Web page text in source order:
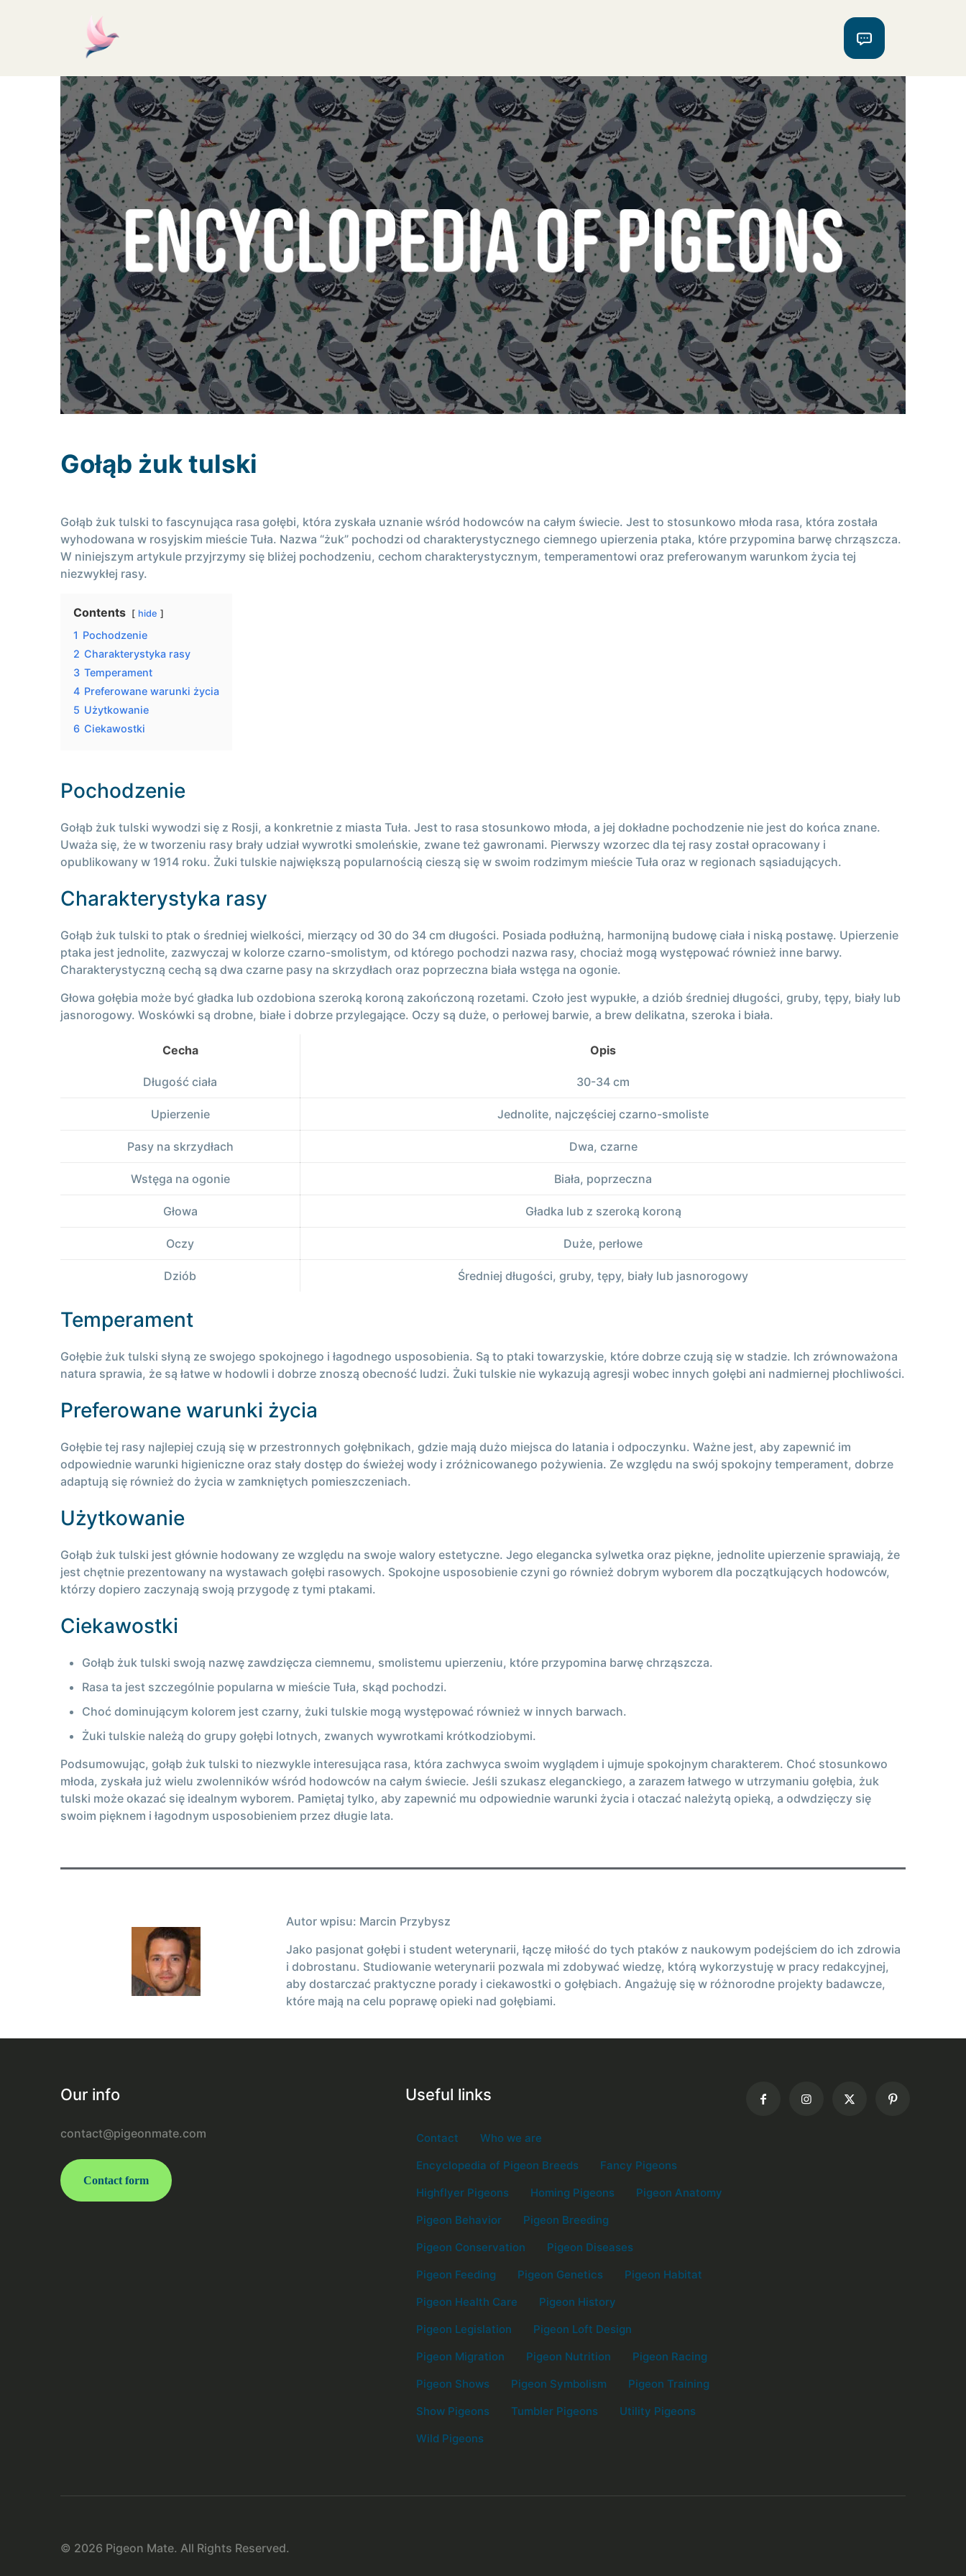
Gołąb żuk tulski
Gołąb żuk tulski to fascynująca rasa gołębi, która zyskała uznanie wśród hodowców na całym świecie. Jest to stosunkowo młoda rasa, która została
wyhodowana w rosyjskim mieście Tuła. Nazwa “żuk” pochodzi od charakterystycznego ciemnego upierzenia ptaka, które przypomina barwę chrząszcza.
W niniejszym artykule przyjrzymy się bliżej pochodzeniu, cechom charakterystycznym, temperamentowi oraz preferowanym warunkom życia tej
niezwykłej rasy.
Contents hide
1 Pochodzenie
2 Charakterystyka rasy
3 Temperament
4 Preferowane warunki życia
5 Użytkowanie
6 Ciekawostki
Pochodzenie
Gołąb żuk tulski wywodzi się z Rosji, a konkretnie z miasta Tuła. Jest to rasa stosunkowo młoda, a jej dokładne pochodzenie nie jest do końca znane.
Uważa się, że w tworzeniu rasy brały udział wywrotki smoleńskie, zwane też gawronami. Pierwszy wzorzec dla tej rasy został opracowany i
opublikowany w 1914 roku. Żuki tulskie największą popularnością cieszą się w swoim rodzimym mieście Tuła oraz w regionach sąsiadujących.
Charakterystyka rasy
Gołąb żuk tulski to ptak o średniej wielkości, mierzący od 30 do 34 cm długości. Posiada podłużną, harmonijną budowę ciała i niską postawę. Upierzenie
ptaka jest jednolite, zazwyczaj w kolorze czarno-smolistym, od którego pochodzi nazwa rasy, chociaż mogą występować również inne barwy.
Charakterystyczną cechą są dwa czarne pasy na skrzydłach oraz poprzeczna biała wstęga na ogonie.
Głowa gołębia może być gładka lub ozdobiona szeroką koroną zakończoną rozetami. Czoło jest wypukłe, a dziób średniej długości, gruby, tępy, biały lub
jasnorogowy. Woskówki są drobne, białe i dobrze przylegające. Oczy są duże, o perłowej barwie, a brew delikatna, szeroka i biała.
Cecha Opis
Długość ciała 30-34 cm
Upierzenie Jednolite, najczęściej czarno-smoliste
Pasy na skrzydłach Dwa, czarne
Wstęga na ogonie Biała, poprzeczna
Głowa Gładka lub z szeroką koroną
Oczy Duże, perłowe
Dziób Średniej długości, gruby, tępy, biały lub jasnorogowy
Temperament
Gołębie żuk tulski słyną ze swojego spokojnego i łagodnego usposobienia. Są to ptaki towarzyskie, które dobrze czują się w stadzie. Ich zrównoważona
natura sprawia, że są łatwe w hodowli i dobrze znoszą obecność ludzi. Żuki tulskie nie wykazują agresji wobec innych gołębi ani nadmiernej płochliwości.
Preferowane warunki życia
Gołębie tej rasy najlepiej czują się w przestronnych gołębnikach, gdzie mają dużo miejsca do latania i odpoczynku. Ważne jest, aby zapewnić im
odpowiednie warunki higieniczne oraz stały dostęp do świeżej wody i zróżnicowanego pożywienia. Ze względu na swój spokojny temperament, dobrze
adaptują się również do życia w zamkniętych pomieszczeniach.
Użytkowanie
Gołąb żuk tulski jest głównie hodowany ze względu na swoje walory estetyczne. Jego elegancka sylwetka oraz piękne, jednolite upierzenie sprawiają, że
jest chętnie prezentowany na wystawach gołębi rasowych. Spokojne usposobienie czyni go również dobrym wyborem dla początkujących hodowców,
którzy dopiero zaczynają swoją przygodę z tymi ptakami.
Ciekawostki
Gołąb żuk tulski swoją nazwę zawdzięcza ciemnemu, smolistemu upierzeniu, które przypomina barwę chrząszcza.
Rasa ta jest szczególnie popularna w mieście Tuła, skąd pochodzi.
Choć dominującym kolorem jest czarny, żuki tulskie mogą występować również w innych barwach.
Żuki tulskie należą do grupy gołębi lotnych, zwanych wywrotkami krótkodziobymi.
Podsumowując, gołąb żuk tulski to niezwykle interesująca rasa, która zachwyca swoim wyglądem i ujmuje spokojnym charakterem. Choć stosunkowo
młoda, zyskała już wielu zwolenników wśród hodowców na całym świecie. Jeśli szukasz eleganckiego, a zarazem łatwego w utrzymaniu gołębia, żuk
tulski może okazać się idealnym wyborem. Pamiętaj tylko, aby zapewnić mu odpowiednie warunki życia i otaczać należytą opieką, a odwdzięczy się
swoim pięknem i łagodnym usposobieniem przez długie lata.
Autor wpisu: Marcin Przybysz
Jako pasjonat gołębi i student weterynarii, łączę miłość do tych ptaków z naukowym podejściem do ich zdrowia
i dobrostanu. Studiowanie weterynarii pozwala mi zdobywać wiedzę, którą wykorzystuję w pracy redakcyjnej,
aby dostarczać praktyczne porady i ciekawostki o gołębiach. Angażuję się w różnorodne projekty badawcze,
które mają na celu poprawę opieki nad gołębiami.
Our info
contact@pigeonmate.com
Contact form
Useful links
Contact
Who we are
Encyclopedia of Pigeon Breeds
Fancy Pigeons
Highflyer Pigeons
Homing Pigeons
Pigeon Anatomy
Pigeon Behavior
Pigeon Breeding
Pigeon Conservation
Pigeon Diseases
Pigeon Feeding
Pigeon Genetics
Pigeon Habitat
Pigeon Health Care
Pigeon History
Pigeon Legislation
Pigeon Loft Design
Pigeon Migration
Pigeon Nutrition
Pigeon Racing
Pigeon Shows
Pigeon Symbolism
Pigeon Training
Show Pigeons
Tumbler Pigeons
Utility Pigeons
Wild Pigeons
© 2026 Pigeon Mate. All Rights Reserved.